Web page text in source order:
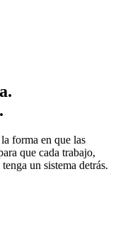
forma en que las
que cada trabajo,
un sistema detrás.